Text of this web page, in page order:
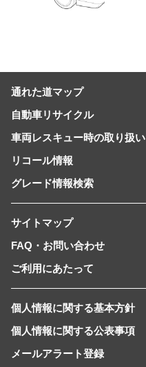
通れた道マップ
自動車リサイクル
車両レスキュー時の取り扱い
リコール情報
グレード情報検索
サイトマップ
FAQ・お問い合わせ
ご利用にあたって
個人情報に関する基本方針
個人情報に関する公表事項
メールアラート登録